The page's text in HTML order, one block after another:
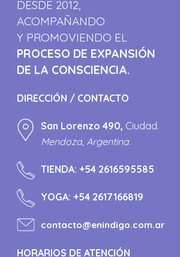
DESDE 2012,
ACOMPAÑANDO
Y PROMOVIENDO EL
PROCESO DE EXPANSIÓN
DE LA CONSCIENCIA.
DIRECCIÓN / CONTACTO
San Lorenzo 490, Ciudad.
Mendoza, Argentina.
TIENDA:+54 2616595585
YOGA:+54 2617166819
contacto@enindigo.com.ar
HORARIOS DE ATENCIÓN